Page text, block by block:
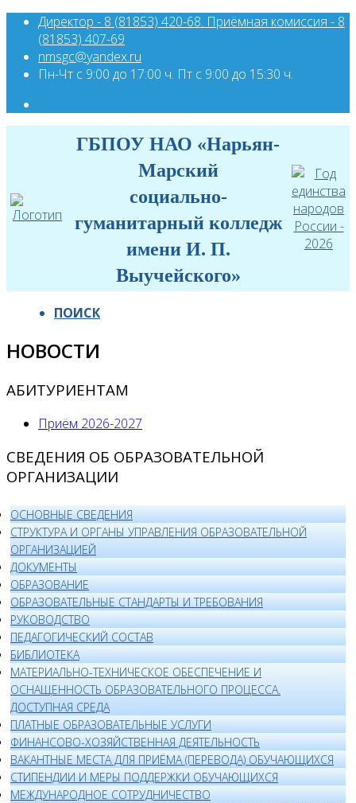
Директор - 8 (81853) 420-68. Приёмная комиссия - 8
(81853) 407-69
nmsgc@yandex.ru
Пн-Чт с 9:00 до 17:00 ч. Пт с 9:00 до 15:30 ч.
ГБПОУ НАО «Нарьян-
Марский
социально-
гуманитарный колледж
имени И. П.
Выучейского»
ПОИСК
НОВОСТИ
АБИТУРИЕНТАМ
Приём 2026-2027
СВЕДЕНИЯ ОБ ОБРАЗОВАТЕЛЬНОЙ
ОРГАНИЗАЦИИ
ОСНОВНЫЕ СВЕДЕНИЯ
СТРУКТУРА И ОРГАНЫ УПРАВЛЕНИЯ ОБРАЗОВАТЕЛЬНОЙ
ОРГАНИЗАЦИЕЙ
ДОКУМЕНТЫ
ОБРАЗОВАНИЕ
ОБРАЗОВАТЕЛЬНЫЕ СТАНДАРТЫ И ТРЕБОВАНИЯ
РУКОВОДСТВО
ПЕДАГОГИЧЕСКИЙ СОСТАВ
БИБЛИОТЕКА
МАТЕРИАЛЬНО-ТЕХНИЧЕСКОЕ ОБЕСПЕЧЕНИЕ И
ОСНАЩЕННОСТЬ ОБРАЗОВАТЕЛЬНОГО ПРОЦЕССА.
ДОСТУПНАЯ СРЕДА
ПЛАТНЫЕ ОБРАЗОВАТЕЛЬНЫЕ УСЛУГИ
ФИНАНСОВО-ХОЗЯЙСТВЕННАЯ ДЕЯТЕЛЬНОСТЬ
ВАКАНТНЫЕ МЕСТА ДЛЯ ПРИЁМА (ПЕРЕВОДА) ОБУЧАЮЩИХСЯ
СТИПЕНДИИ И МЕРЫ ПОДДЕРЖКИ ОБУЧАЮЩИХСЯ
МЕЖДУНАРОДНОЕ СОТРУДНИЧЕСТВО